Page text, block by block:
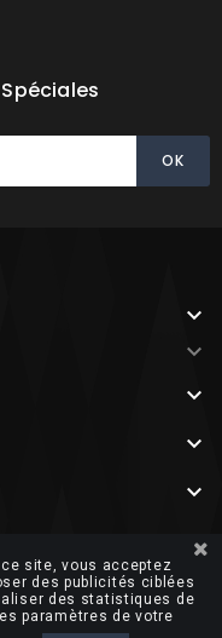





site, vous acceptez
des publicités ciblées
des statistiques de
paramètres de votre